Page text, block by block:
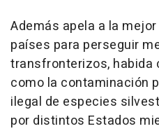
Además apela a la
países para perseguir
transfronterizos, habida
como la contaminación
ilegal de especies
por distintos Estados